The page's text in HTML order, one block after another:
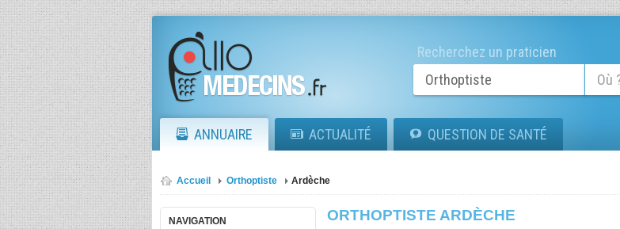
Recherchez un praticien
ANNUAIRE ACTUALITÉ QUESTION DE SANTÉ
Accueil Orthoptiste Ardèche
NAVIGATION ORTHOPTISTE ARDÈCHE